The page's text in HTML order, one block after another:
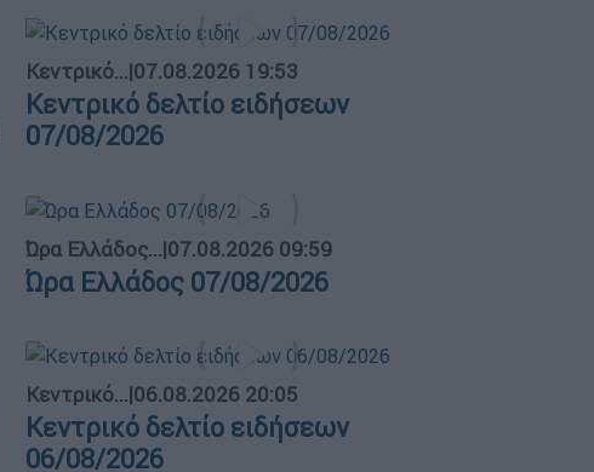
Κεντρικό...|07.08.2026 19:53
Κεντρικό δελτίο ειδήσεων
07/08/2026
Ώρα Ελλάδος...|07.08.2026 09:59
Ώρα Ελλάδος 07/08/2026
Κεντρικό...|06.08.2026 20:05
Κεντρικό δελτίο ειδήσεων
06/08/2026